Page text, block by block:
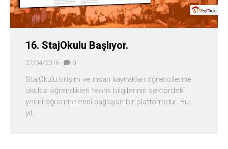
16. StajOkulu Başlıyor.
27/04/2016 · 0
StajOkulu bilişim ve insan kaynakları öğrencilerine
okulda öğrendikleri teorik bilgilerinin sektördeki
yerini öğrenmelerini sağlayan bir platformdur. Bu
yıl...